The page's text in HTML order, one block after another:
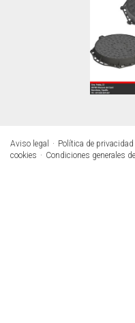
Aviso legal Política de privacidad
cookies
Condiciones generales